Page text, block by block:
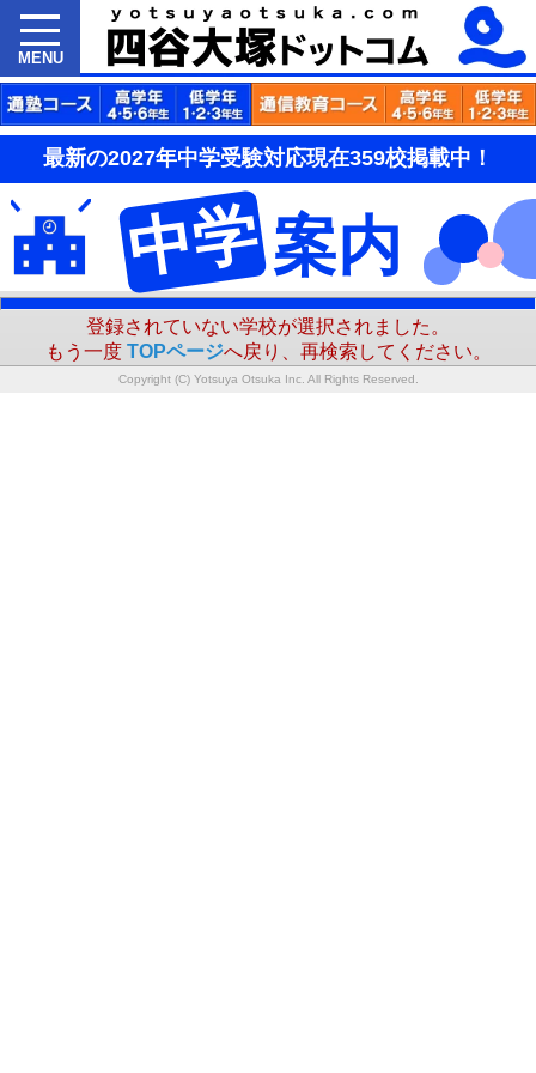
MENU
最新の2027年中学受験対応現在359校掲載中！
中学案内
登録されていない学校が選択されました。
もう一度 TOPページへ戻り、再検索してください。
Copyright (C) Yotsuya Otsuka Inc. All Rights Reserved.